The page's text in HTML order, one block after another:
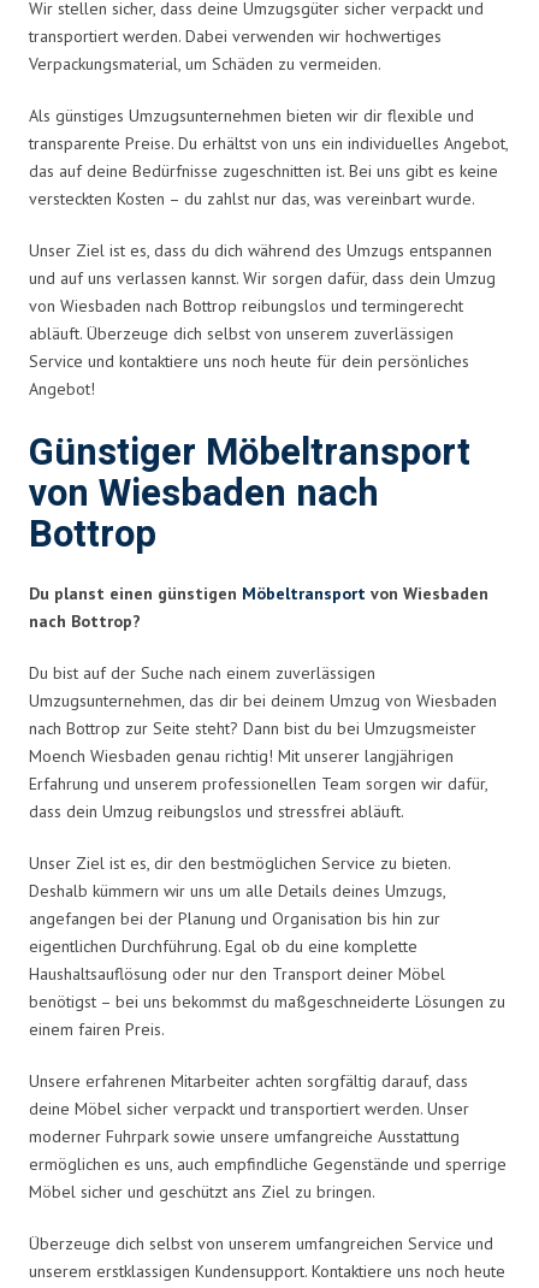
Wir stellen sicher, dass deine Umzugsgüter sicher verpackt und
transportiert werden. Dabei verwenden wir hochwertiges
Verpackungsmaterial, um Schäden zu vermeiden.
Als günstiges Umzugsunternehmen bieten wir dir flexible und
transparente Preise. Du erhältst von uns ein individuelles Angebot,
das auf deine Bedürfnisse zugeschnitten ist. Bei uns gibt es keine
versteckten Kosten – du zahlst nur das, was vereinbart wurde.
Unser Ziel ist es, dass du dich während des Umzugs entspannen
und auf uns verlassen kannst. Wir sorgen dafür, dass dein Umzug
von Wiesbaden nach Bottrop reibungslos und termingerecht
abläuft. Überzeuge dich selbst von unserem zuverlässigen
Service und kontaktiere uns noch heute für dein persönliches
Angebot!
Günstiger Möbeltransport
von Wiesbaden nach
Bottrop
Du planst einen günstigen Möbeltransport von Wiesbaden
nach Bottrop?
Du bist auf der Suche nach einem zuverlässigen
Umzugsunternehmen, das dir bei deinem Umzug von Wiesbaden
nach Bottrop zur Seite steht? Dann bist du bei Umzugsmeister
Moench Wiesbaden genau richtig! Mit unserer langjährigen
Erfahrung und unserem professionellen Team sorgen wir dafür,
dass dein Umzug reibungslos und stressfrei abläuft.
Unser Ziel ist es, dir den bestmöglichen Service zu bieten.
Deshalb kümmern wir uns um alle Details deines Umzugs,
angefangen bei der Planung und Organisation bis hin zur
eigentlichen Durchführung. Egal ob du eine komplette
Haushaltsauflösung oder nur den Transport deiner Möbel
benötigst – bei uns bekommst du maßgeschneiderte Lösungen zu
einem fairen Preis.
Unsere erfahrenen Mitarbeiter achten sorgfältig darauf, dass
deine Möbel sicher verpackt und transportiert werden. Unser
moderner Fuhrpark sowie unsere umfangreiche Ausstattung
ermöglichen es uns, auch empfindliche Gegenstände und sperrige
Möbel sicher und geschützt ans Ziel zu bringen.
Überzeuge dich selbst von unserem umfangreichen Service und
unserem erstklassigen Kundensupport. Kontaktiere uns noch heute